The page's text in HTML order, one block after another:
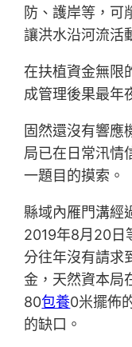
防、護岸等，可
讓洪水沿河流活
在扶植資金無限
成管理後果最年
固然還沒有響應
局已在日常汛情
一題目的摸索。
縣域內雁門溝經
2019年8月20日
分往年沒有請求
金，天然資本局
80包養0米擺佈
的缺口。